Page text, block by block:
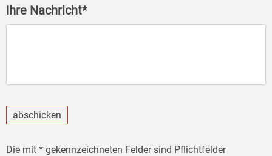
Ihre Nachricht*
abschicken
Die mit * gekennzeichneten Felder sind Pflichtfelder